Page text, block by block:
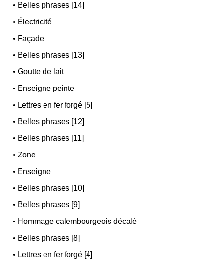
• Belles phrases [14]
• Électricité
• Façade
• Belles phrases [13]
•Goutte de lait
• Enseigne peinte
• Lettres en fer forgé [5]
• Belles phrases [12]
• Belles phrases [11]
•Zone
• Enseigne
• Belles phrases [10]
• Belles phrases [9]
• Hommage calembourgeois décalé
• Belles phrases [8]
• Lettres en fer forgé [4]